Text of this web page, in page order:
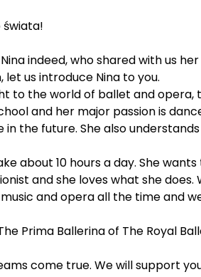
świata!
indeed, who shared with us
us introduce Nina to you.
to the world of ballet and opera,
and her major passion is
the future. She also
about 10 hours a day. She
and she loves what she does.
and opera all the time and
Prima Ballerina of The Royal
come true. We will support